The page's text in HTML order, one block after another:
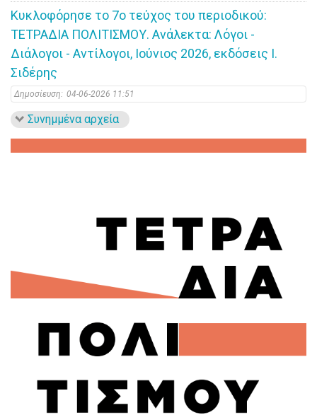
Κυκλοφόρησε το 7ο τεύχος του περιοδικού:
ΤΕΤΡΑΔΙΑ ΠΟΛΙΤΙΣΜΟΥ. Ανάλεκτα: Λόγοι -
Διάλογοι - Αντίλογοι, Ιούνιος 2026, εκδόσεις Ι.
Σιδέρης
Δημοσίευση: 04-06-2026 11:51
Συνημμένα αρχεία